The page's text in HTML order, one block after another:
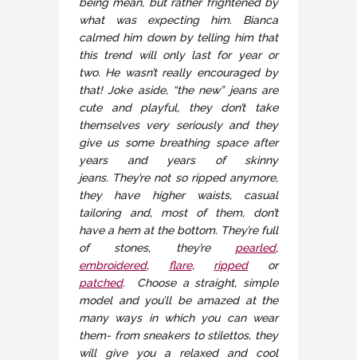
what was expecting him. Bianca
calmed him down by telling him that
this trend will only last for year or
two. He wasn’t really encouraged by
that! Joke aside, “the new” jeans are
cute and playful, they don’t take
themselves very seriously and they
give us some breathing space after
years and years of skinny
jeans. They’re not so ripped anymore,
they have higher waists, casual
tailoring and, most of them, don’t
have a hem at the bottom. They’re full
of stones, they’re pearled,
embroidered, flare, rippedor
patched. Choose a straight, simple
model and you’ll be amazed at the
many ways in which you can wear
them- from sneakers to stilettos, they
will give you a relaxed and cool